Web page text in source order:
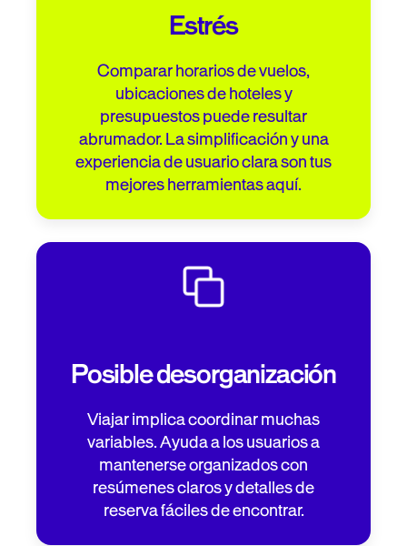
Estrés
Comparar horarios de vuelos,
ubicaciones de hoteles y
presupuestos puede resultar
abrumador. La simplificación y una
experiencia de usuario clara son tus
mejores herramientas aquí.
Posible desorganización
Viajar implica coordinar muchas
variables. Ayuda a los usuarios a
mantenerse organizados con
resúmenes claros y detalles de
reserva fáciles de encontrar.